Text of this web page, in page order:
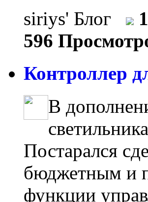
siriys' Блог
596
Контроллер
В
Постарался
бюджетным и
функции